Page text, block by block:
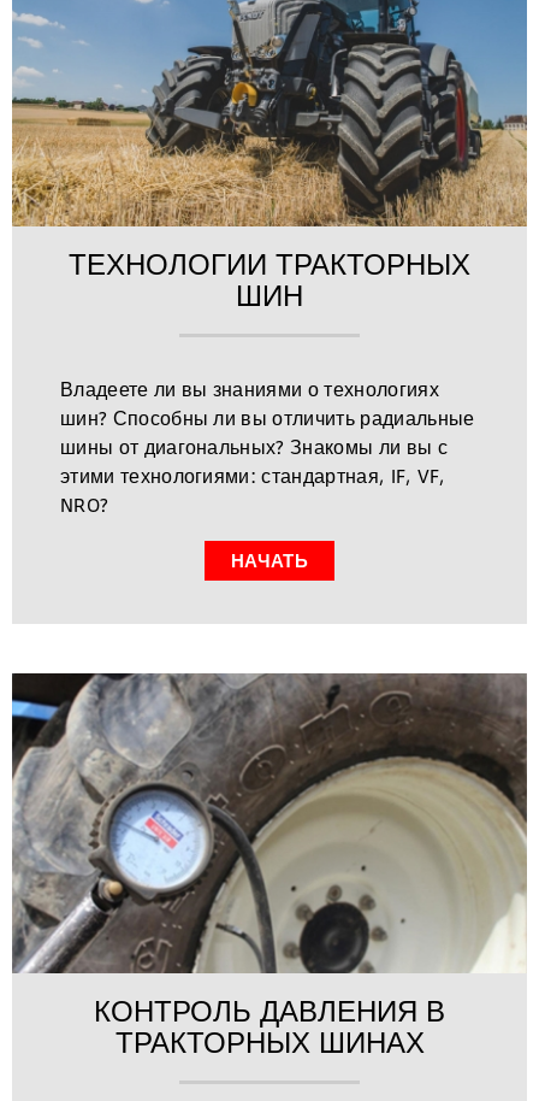
ТЕХНОЛОГИИ ТРАКТОРНЫХ
ШИН
Владеете ли вы знаниями о технологиях
шин? Способны ли вы отличить радиальные
шины от диагональных? Знакомы ли вы с
этими технологиями: стандартная, IF, VF,
NRO?
НАЧАТЬ
КОНТРОЛЬ ДАВЛЕНИЯ В
ТРАКТОРНЫХ ШИНАХ